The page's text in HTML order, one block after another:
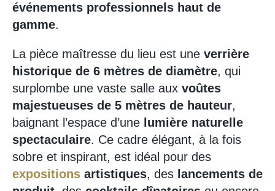
événements professionnels haut de
gamme.
La pièce maîtresse du lieu est une verrière
historique de 6 mètres de diamètre, qui
surplombe une vaste salle aux voûtes
majestueuses de 5 mètres de hauteur,
baignant l’espace d’une lumière naturelle
spectaculaire. Ce cadre élégant, à la fois
sobre et inspirant, est idéal pour des
expositions artistiques, des lancements de